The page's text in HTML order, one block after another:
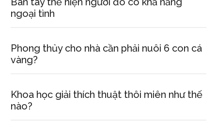
ngoại tình
Phong thủy cho nhà cần phải nuôi 6 con cá
vàng?
Khoa học giải thích thuật thôi miên như thế
nào?